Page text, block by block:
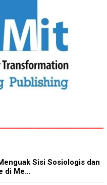
Sisi Sosiologis dan
di Me…